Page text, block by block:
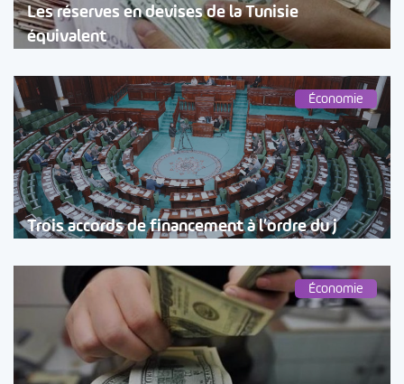
Les réserves en devises de la Tunisie
équivalent
Économie
Trois accords de financement à l’ordre du j
Économie